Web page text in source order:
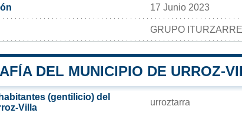
17 Junio 2023
GRUPO
DEL MUNICIPIO DE URROZ-
(gentilicio) del
Villa
urroztarra